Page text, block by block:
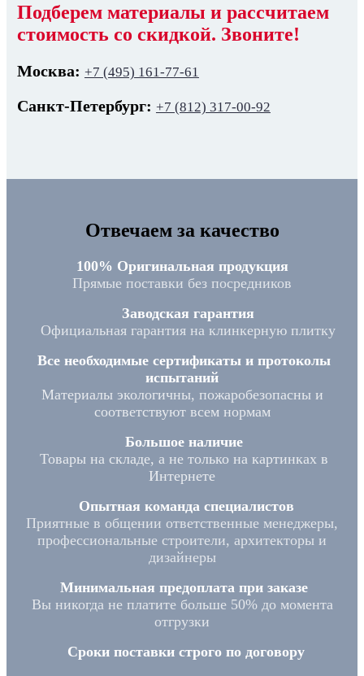
Подберем материалы и рассчитаем
стоимость со скидкой. Звоните!
Москва: +7 (495) 161-77-61
Санкт-Петербург: +7 (812) 317-00-92
Отвечаем за качество
100% Оригинальная продукция
Прямые поставки без посредников
Заводская гарантия
Официальная гарантия на клинкерную плитку
Все необходимые сертификаты и протоколы
испытаний
Материалы экологичны, пожаробезопасны и
соответствуют всем нормам
Большое наличие
Товары на складе, а не только на картинках в
Интернете
Опытная команда специалистов
Приятные в общении ответственные менеджеры,
профессиональные строители, архитекторы и
дизайнеры
Минимальная предоплата при заказе
Вы никогда не платите больше 50% до момента
отгрузки
Сроки поставки строго по договору